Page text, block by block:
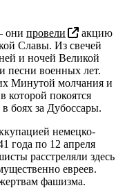
они провели
акцию
Славы. Из свечей
и ночей Великой
песни военных лет.
Минутой молчания и
которой покоятся
боях за Дубоссары.
немецко-
года по 12 апреля
расстреляли здесь
евреев.
фашизма.